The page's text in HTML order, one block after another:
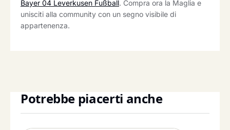
Bayer 04 Leverkusen Fußball. Compra ora la Maglia e
unisciti alla community con un segno visibile di
appartenenza.
Potrebbe piacerti anche